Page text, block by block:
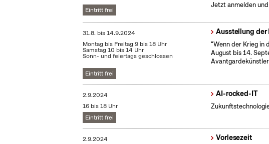
Eintritt frei
Jetzt anmelden
31.8. bis14.9.2024
Montag bis Freitag 9 bis 18 Uhr
Samstag 10 bis 14 Uhr
Sonn- und feiertags geschlossen
Eintritt frei
Ausstellung der
"Wenn der Krieg in
August bis 14.
2.9.2024
16 bis 18 Uhr
Eintritt frei
AI-rocked-IT
2.9.2024
Vorlesezeit